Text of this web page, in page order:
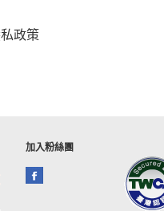
私政策
加入粉絲團